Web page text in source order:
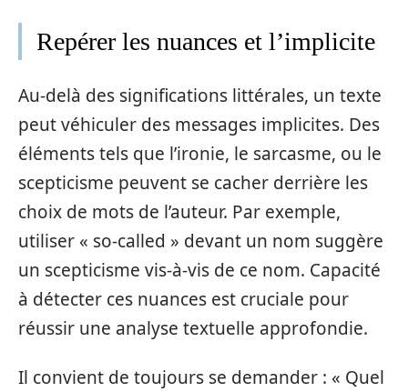
Repérer les nuances et l’implicite
Au-delà des significations littérales, un texte
peut véhiculer des messages implicites. Des
éléments tels que l’ironie, le sarcasme, ou le
scepticisme peuvent se cacher derrière les
choix de mots de l’auteur. Par exemple,
utiliser « so-called » devant un nom suggère
un scepticisme vis-à-vis de ce nom. Capacité
à détecter ces nuances est cruciale pour
réussir une analyse textuelle approfondie.
Il convient de toujours se demander : « Quel